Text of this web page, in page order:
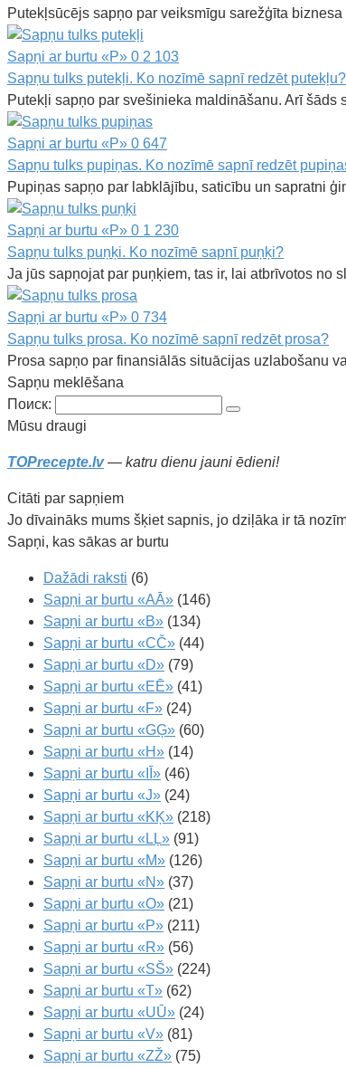
Putekļsūcējs sapņo par veiksmīgu sarežģīta
Sapņi ar burtu «P» 0 2 103
Sapņu tulks putekļi. Ko nozīmē sapnī redzēt putekļu?
Putekļi sapņo par svešinieka maldināšanu. Arī
Sapņi ar burtu «P» 0 647
Sapņu tulks pupiņas. Ko nozīmē sapnī redzēt
Pupiņas sapņo par labklājību, saticību un sapratni
Sapņi ar burtu «P» 0 1 230
Sapņu tulks puņķi. Ko nozīmē sapnī puņķi?
Ja jūs sapņojat par puņķiem, tas ir, lai atbrīvotos no
Sapņi ar burtu «P» 0 734
Sapņu tulks prosa. Ko nozīmē sapnī redzēt prosa?
Prosa sapņo par finansiālās situācijas uzlabošanu
Sapņu meklēšana
Поиск:
Mūsu draugi
TOPrecepte.lv— katru dienu jauni ēdieni!
Citāti par sapņiem
Jo dīvaināks mums šķiet sapnis, jo dziļāka ir tā
Sapņi, kas sākas ar burtu
Dažādi raksti (6)
Sapņi ar burtu «AĀ» (146)
Sapņi ar burtu «B» (134)
Sapņi ar burtu «CČ» (44)
Sapņi ar burtu «D» (79)
Sapņi ar burtu «EĒ» (41)
Sapņi ar burtu «F» (24)
Sapņi ar burtu «GĢ» (60)
Sapņi ar burtu «H» (14)
Sapņi ar burtu «IĪ» (46)
Sapņi ar burtu «J» (24)
Sapņi ar burtu «KĶ» (218)
Sapņi ar burtu «LĻ» (91)
Sapņi ar burtu «M» (126)
Sapņi ar burtu «N» (37)
Sapņi ar burtu «O» (21)
Sapņi ar burtu «P» (211)
Sapņi ar burtu «R» (56)
Sapņi ar burtu «SŠ» (224)
Sapņi ar burtu «T» (62)
Sapņi ar burtu «UŪ» (24)
Sapņi ar burtu «V» (81)
Sapņi ar burtu «ZŽ» (75)